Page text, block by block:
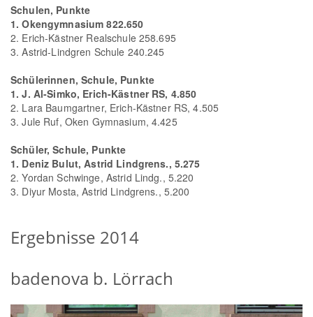
Schulen, Punkte
1. Okengymnasium 822.650
2. Erich-Kästner Realschule 258.695
3. Astrid-Lindgren Schule 240.245
Schülerinnen, Schule, Punkte
1. J. Al-Simko, Erich-Kästner RS, 4.850
2. Lara Baumgartner, Erich-Kästner RS, 4.505
3. Jule Ruf, Oken Gymnasium, 4.425
Schüler, Schule, Punkte
1. Deniz Bulut, Astrid Lindgrens., 5.275
2. Yordan Schwinge, Astrid Lindg., 5.220
3. Diyur Mosta, Astrid Lindgrens., 5.200
Ergebnisse 2014
badenova b. Lörrach